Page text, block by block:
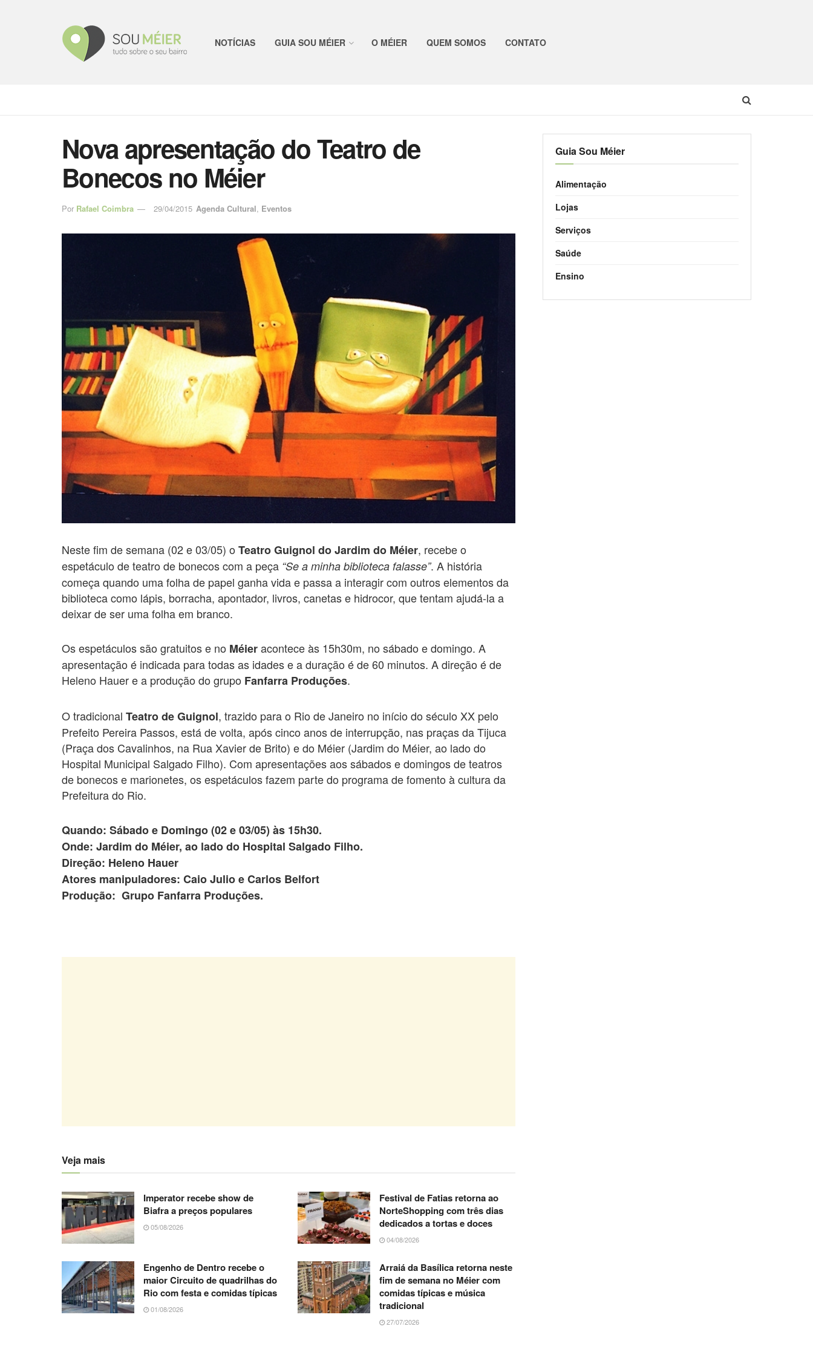
NOTÍCIAS GUIA SOU MÉIER O MÉIER QUEM SOMOS CONTATO
Nova apresentação do Teatro de
Bonecos no Méier
Por Rafael Coimbra 29/04/2015 Agenda Cultural, Eventos
Neste fim de semana (02 e 03/05) o Teatro Guignol do Jardim do Méier, recebe o
espetáculo de teatro de bonecos com a peça “Se a minha biblioteca falasse”. A história
começa quando uma folha de papel ganha vida e passa a interagir com outros elementos da
biblioteca como lápis, borracha, apontador, livros, canetas e hidrocor, que tentam ajudá-la a
deixar de ser uma folha em branco.
Os espetáculos são gratuitos e no Méieracontece às 15h30m, no sábado e domingo. A
apresentação é indicada para todas as idades e a duração é de 60 minutos. A direção é de
Heleno Hauer e a produção do grupo Fanfarra Produções.
O tradicional Teatro de Guignol, trazido para o Rio de Janeiro no início do século XX pelo
Prefeito Pereira Passos, está de volta, após cinco anos de interrupção, nas praças da Tijuca
(Praça dos Cavalinhos, na Rua Xavier de Brito) e do Méier (Jardim do Méier, ao lado do
Hospital Municipal Salgado Filho). Com apresentações aos sábados e domingos de teatros
de bonecos e marionetes, os espetáculos fazem parte do programa de fomento à cultura da
Prefeitura do Rio.
Quando: Sábado e Domingo (02 e 03/05) às 15h30.
Onde: Jardim do Méier, ao lado do Hospital Salgado Filho.
Direção: Heleno Hauer
Atores manipuladores: Caio Julio e Carlos Belfort
Produção: Grupo Fanfarra Produções.
Veja mais
Imperator recebe show de
Biafra a preços populares
05/08/2026
Festival de Fatias retorna ao
NorteShopping com três dias
dedicados a tortas e doces
04/08/2026
Engenho de Dentro recebe o
maior Circuito de quadrilhas do
Rio com festa e comidas típicas
01/08/2026
Arraiá da Basílica retorna neste
fim de semana no Méier com
comidas típicas e música
tradicional
27/07/2026
Guia Sou Méier
Alimentação
Lojas
Serviços
Saúde
Ensino